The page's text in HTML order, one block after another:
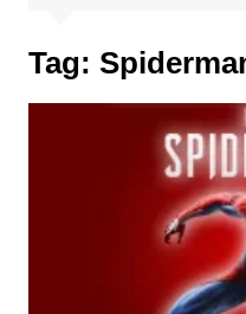
Tag: